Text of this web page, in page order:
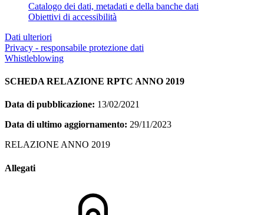
Catalogo dei dati, metadati e della banche dati
Obiettivi di accessibilità
Dati ulteriori
Privacy - responsabile protezione dati
Whistleblowing
SCHEDA RELAZIONE RPTC ANNO 2019
Data di pubblicazione: 13/02/2021
Data di ultimo aggiornamento: 29/11/2023
RELAZIONE ANNO 2019
Allegati